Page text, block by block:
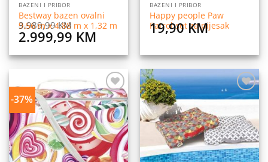
BAZENI I PRIBOR
Bestway bazen ovalni
9,56 m x 4,88 m x 1,32 m
3.989,99KM
Original
was:
2.999,99 KM
is:
2.999,99 KM.
BAZENI I PRIBOR
Happy people Paw
Patrol set za pijesak
19,90KM
-37%
Dodaj
na
listu
želja
Dodaj
listu
želja